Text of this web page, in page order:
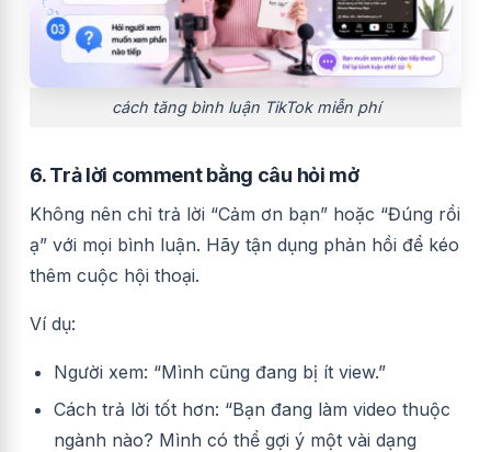
cách tăng bình luận TikTok miễn phí
6. Trả lời comment bằng câu hỏi mở
Không nên chỉ trả lời “Cảm ơn bạn” hoặc “Đúng rồi
ạ” với mọi bình luận. Hãy tận dụng phản hồi để kéo
thêm cuộc hội thoại.
Ví dụ:
Người xem: “Mình cũng đang bị ít view.”
Cách trả lời tốt hơn: “Bạn đang làm video thuộc
ngành nào? Mình có thể gợi ý một vài dạng